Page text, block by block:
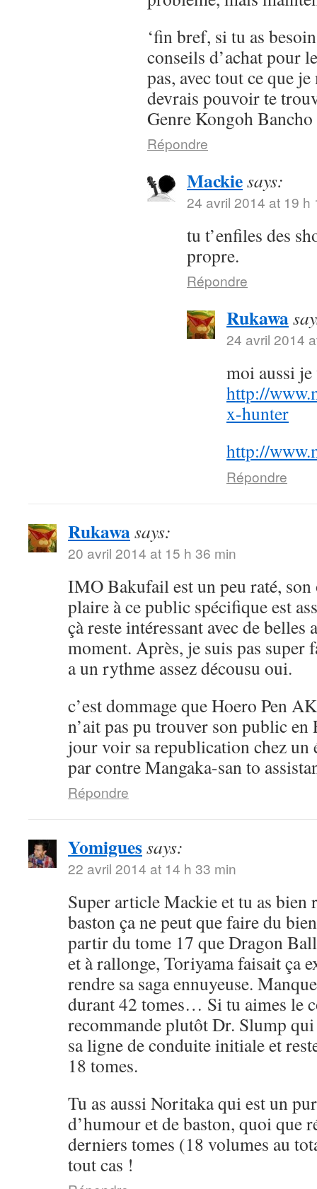
‘fin bref, si tu as
conseils d’achat pour
pas, avec tout ce que
devrais pouvoir te
Genre Kongoh Bancho
Répondre
Mackiesays:
24 avril 2014 at 19 h
tu t’enfiles des
propre.
Répondre
Rukawa
24 avril 2014
moi aussi
http://
x-hunter
http://
Répondre
Rukawasays:
20 avril 2014 at 15 h 36 min
IMO Bakufail est un peu raté,
plaire à ce public spécifique est
çà reste intéressant avec de belles
moment. Après, je suis pas super
a un rythme assez décousu oui.
c’est dommage que Hoero Pen
n’ait pas pu trouver son public en
jour voir sa republication chez un
par contre Mangaka-san to
Répondre
Yomiguessays:
22 avril 2014 at 14 h 33 min
Super article Mackie et tu as bien
baston ça ne peut que faire du
partir du tome 17 que Dragon
et à rallonge, Toriyama faisait ça
rendre sa saga ennuyeuse.
durant 42 tomes… Si tu aimes le
recommande plutôt Dr. Slump qui
sa ligne de conduite initiale et
18 tomes.
Tu as aussi Noritaka qui est un
d’humour et de baston, quoi que
derniers tomes (18 volumes au
tout cas !